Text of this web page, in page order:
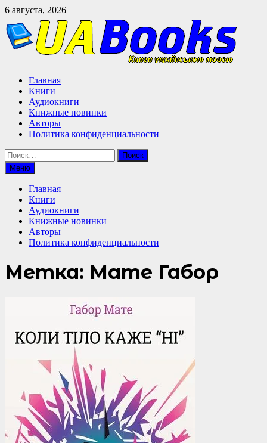
Перейти
содержимому
6 августа, 2026
Главная
Книги
Аудиокниги
Книжные новинки
Авторы
Политика конфиденциальности
Найти:
Меню
Главная
Книги
Аудиокниги
Книжные новинки
Авторы
Политика конфиденциальности
Метка: Мате Габор